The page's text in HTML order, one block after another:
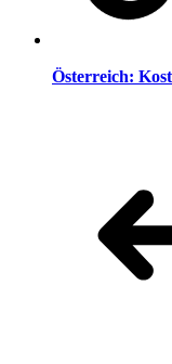
Österreich: